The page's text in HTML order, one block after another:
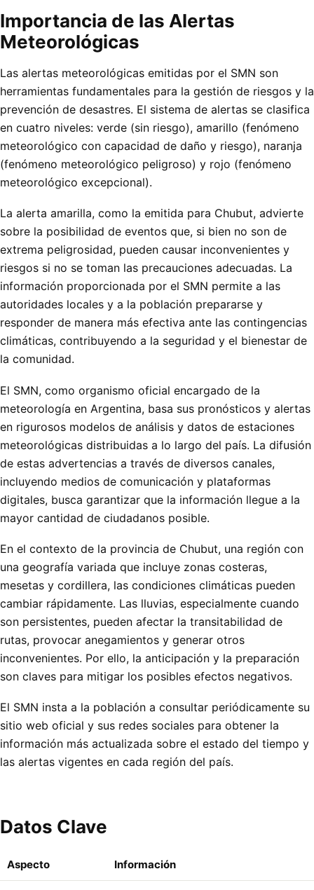
Importancia de las Alertas
Meteorológicas
Las alertas meteorológicas emitidas por el SMN son
herramientas fundamentales para la gestión de riesgos y la
prevención de desastres. El sistema de alertas se clasifica
en cuatro niveles: verde (sin riesgo), amarillo (fenómeno
meteorológico con capacidad de daño y riesgo), naranja
(fenómeno meteorológico peligroso) y rojo (fenómeno
meteorológico excepcional).
La alerta amarilla, como la emitida para Chubut, advierte
sobre la posibilidad de eventos que, si bien no son de
extrema peligrosidad, pueden causar inconvenientes y
riesgos si no se toman las precauciones adecuadas. La
información proporcionada por el SMN permite a las
autoridades locales y a la población prepararse y
responder de manera más efectiva ante las contingencias
climáticas, contribuyendo a la seguridad y el bienestar de
la comunidad.
El SMN, como organismo oficial encargado de la
meteorología en Argentina, basa sus pronósticos y alertas
en rigurosos modelos de análisis y datos de estaciones
meteorológicas distribuidas a lo largo del país. La difusión
de estas advertencias a través de diversos canales,
incluyendo medios de comunicación y plataformas
digitales, busca garantizar que la información llegue a la
mayor cantidad de ciudadanos posible.
En el contexto de la provincia de Chubut, una región con
una geografía variada que incluye zonas costeras,
mesetas y cordillera, las condiciones climáticas pueden
cambiar rápidamente. Las lluvias, especialmente cuando
son persistentes, pueden afectar la transitabilidad de
rutas, provocar anegamientos y generar otros
inconvenientes. Por ello, la anticipación y la preparación
son claves para mitigar los posibles efectos negativos.
El SMN insta a la población a consultar periódicamente su
sitio web oficial y sus redes sociales para obtener la
información más actualizada sobre el estado del tiempo y
las alertas vigentes en cada región del país.
Datos Clave
Aspecto Información